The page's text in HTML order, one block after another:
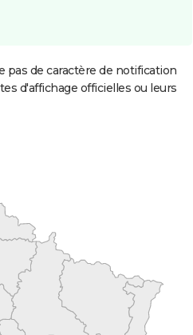
de caractère de notification
d'affichage officielles ou leurs